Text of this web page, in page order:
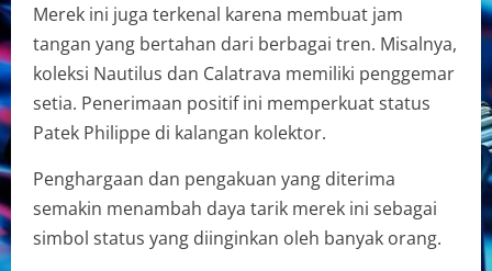
Merek ini juga terkenal karena membuat jam
tangan yang bertahan dari berbagai tren. Misalnya,
koleksi Nautilus dan Calatrava memiliki penggemar
setia. Penerimaan positif ini memperkuat status
Patek Philippe di kalangan kolektor.
Penghargaan dan pengakuan yang diterima
semakin menambah daya tarik merek ini sebagai
simbol status yang diinginkan oleh banyak orang.